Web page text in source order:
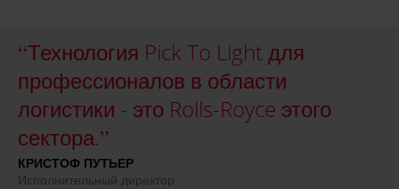
Технология Pick To Light для
профессионалов в области
логистики - это Rolls-Royce этого
сектора.
КРИСТОФ ПУТЬЕР
Исполнительный директор